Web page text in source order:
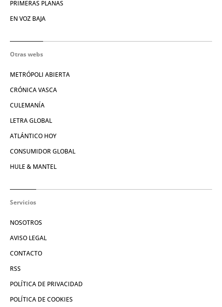
PRIMERAS PLANAS
EN VOZ BAJA
Otras webs
METRÓPOLI ABIERTA
CRÓNICA VASCA
CULEMANÍA
LETRA GLOBAL
ATLÁNTICO HOY
CONSUMIDOR GLOBAL
HULE & MANTEL
Servicios
NOSOTROS
AVISO LEGAL
CONTACTO
RSS
POLÍTICA DE PRIVACIDAD
POLÍTICA DE COOKIES